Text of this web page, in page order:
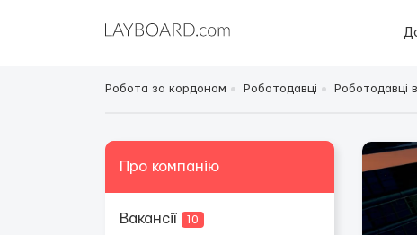
Робота за кордоном Роботодавці Роботодавці
Про компанію
Вакансії 10